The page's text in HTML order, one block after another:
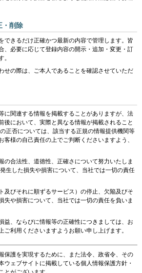
・削除
できるだけ正確かつ最新の内容で管理します。皆
、必要に応じて登録内容の開示・追加・変更・訂
。
せの際は、ご本人であることを確認させていただ
に関連する情報を掲載することがありますが、法
後において、実際と異なる情報が掲載されること
正否については、該当する正規の情報提供機関等
客様の自己責任の上でご判断くださいますよう、
の合法性、道徳性、正確さについて努力いたしま
生した損失や損害について、当社では一切の責任
及びそれに順ずるサービス）の停止、欠陥及びそ
失や損害について、当社では一切の責任を負いま
益、ならびに情報等の正確性につきましては、お
ご利用くださいますようお願い申し上げます。
保護を実現するために、また法令、政省令、その
ウェブサイトに掲載している個人情報保護方針・